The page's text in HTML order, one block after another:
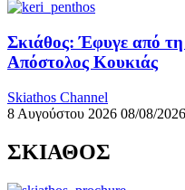
Σκιάθος: Έφυγε από
Απόστολος Κουκιάς
Skiathos Channel
8 Αυγούστου 2026 08/08/2026
ΣΚΙΑΘΟΣ